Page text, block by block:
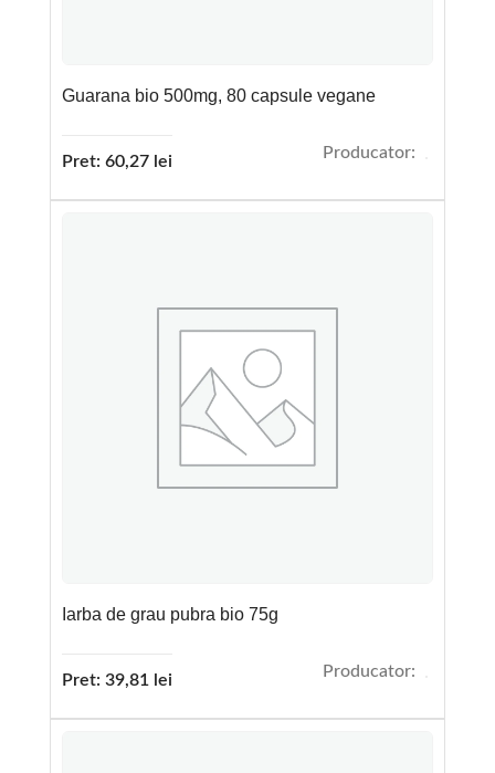
Guarana bio 500mg, 80 capsule vegane
Pret: 60,27 lei Producator:
Iarba de grau pubra bio 75g
Pret: 39,81 lei Producator: